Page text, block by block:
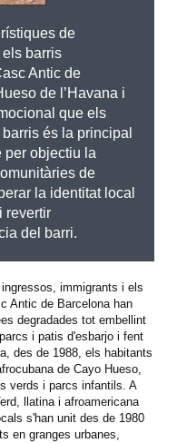
de
els barris
Antic de
de l’Havana i
que els
és la principal
per objectiu la
de
la identitat local
revertir
del barri.
immigrants i els
Antic de Barcelona han
degradades tot embellint
i patis d'esbarjo i fent
des de 1988, els habitants
de Cayo Hueso,
verds i parcs infantils. A
llatina i afroamericana
s'han unit des de 1980
en granges urbanes,